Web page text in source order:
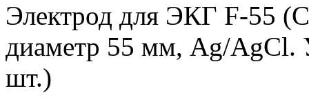
Электрод для ЭКГ F-55
диаметр 55 мм, Ag/AgCl.
шт.)